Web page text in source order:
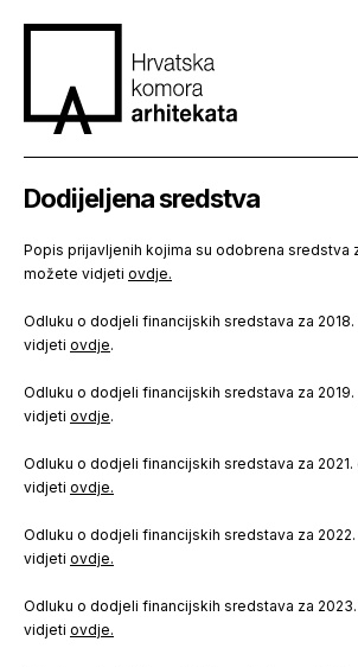
Dodijeljena sredstva
Popis prijavljenih kojima su odobrena sredstva
možete vidjeti ovdje.
Odluku o dodjeli financijskih sredstava za
vidjeti ovdje.
Odluku o dodjeli financijskih sredstava za
vidjeti ovdje.
Odluku o dodjeli financijskih sredstava za
vidjeti ovdje.
Odluku o dodjeli financijskih sredstava za
vidjeti ovdje.
Odluku o dodjeli financijskih sredstava za
vidjeti ovdje.